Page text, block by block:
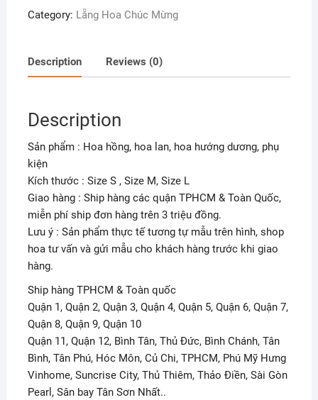
quantity
Category: Lẵng Hoa Chúc Mừng
Description Reviews (0)
Description
Sản phẩm : Hoa hồng, hoa lan, hoa hướng dương, phụ
kiện
Kích thước : Size S , Size M, Size L
Giao hàng : Ship hàng các quận TPHCM & Toàn Quốc,
miễn phí ship đơn hàng trên 3 triệu đồng.
Lưu ý : Sản phẩm thực tế tương tự mẫu trên hình, shop
hoa tư vấn và gửi mẫu cho khách hàng trước khi giao
hàng.
Ship hàng TPHCM & Toàn quốc
Quận 1, Quận 2, Quận 3, Quận 4, Quận 5, Quận 6, Quận 7,
Quận 8, Quận 9, Quận 10
Quận 11, Quận 12, Bình Tân, Thủ Đức, Bình Chánh, Tân
Bình, Tân Phú, Hóc Môn, Củ Chi, TPHCM, Phú Mỹ Hưng
Vinhome, Suncrise City, Thủ Thiêm, Thảo Điền, Sài Gòn
Pearl, Sân bay Tân Sơn Nhất..